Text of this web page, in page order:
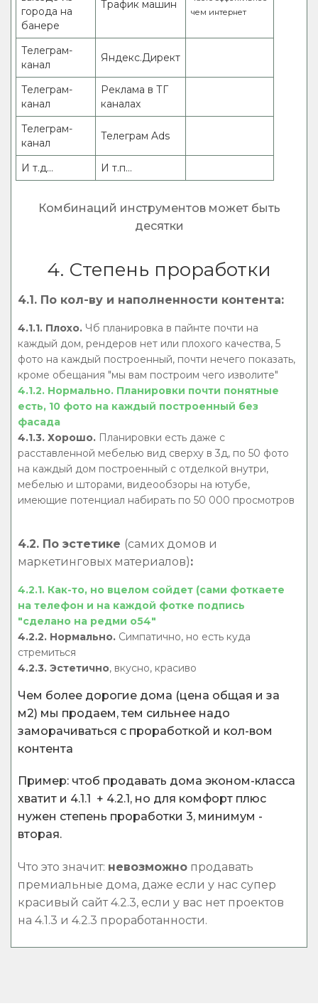
города на
банере
Трафик машин
чем интернет
Телеграм-
канал
Яндекс.Директ
Телеграм-
канал
Реклама в ТГ
каналах
Телеграм-
канал
Телеграм Ads
И т.д... И т.п...
Комбинаций инструментов может быть
десятки
4. Степень проработки
4.1. По кол-ву и наполненности контента:
4.1.1. Плохо. Чб планировка в пайнте почти на
каждый дом, рендеров нет или плохого качества, 5
фото на каждый построенный, почти нечего показать,
кроме обещания "мы вам построим чего изволите"
4.1.2. Нормально. Планировки почти понятные
есть, 10 фото на каждый построенный без
фасада
4.1.3. Хорошо. Планировки есть даже с
расставленной мебелью вид сверху в 3д, по 50 фото
на каждый дом построенный с отделкой внутри,
мебелью и шторами, видеообзоры на ютубе,
имеющие потенциал набирать по 50 000 просмотров
4.2. По эстетике (самих домов и
маркетинговых материалов):
4.2.1. Как-то, но вцелом сойдет (сами фоткаете
на телефон и на каждой фотке подпись
"сделано на редми о54"
4.2.2. Нормально. Симпатично, но есть куда
стремиться
4.2.3. Эстетично, вкусно, красиво
Чем более дорогие дома (цена общая и за
м2) мы продаем, тем сильнее надо
заморачиваться с проработкой и кол-вом
контента
Пример: чтоб продавать дома эконом-класса
хватит и 4.1.1 + 4.2.1, но для комфорт плюс
нужен степень проработки 3, минимум -
вторая.
Что это значит: невозможно продавать
премиальные дома, даже если у нас супер
красивый сайт 4.2.3, если у вас нет проектов
на 4.1.3 и 4.2.3 проработанности.